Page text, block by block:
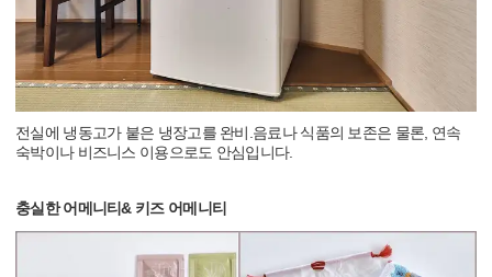
전실에 냉동고가 붙은 냉장고를 완비.음료나 식품의 보존은 물론, 연속
숙박이나 비즈니스 이용으로도 안심입니다.
충실한 어메니티& 키즈 어메니티